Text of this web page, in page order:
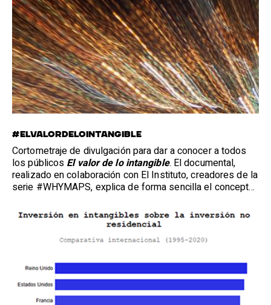
#ELVALORDELOINTANGIBLE
Cortometraje de divulgación para dar a conocer a todos
los públicos El valor de lo intangible. El documental,
realizado en colaboración con El Instituto, creadores de la
serie #WHYMAPS, explica de forma sencilla el concepto